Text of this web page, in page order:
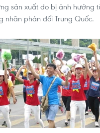
sản xuất do bị ảnh hưởng
nhân phản đối Trung Quốc.